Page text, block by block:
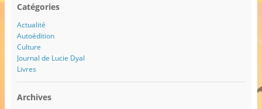
Catégories
Actualité
Autoédition
Culture
Journal de Lucie Dyal
Livres
Archives